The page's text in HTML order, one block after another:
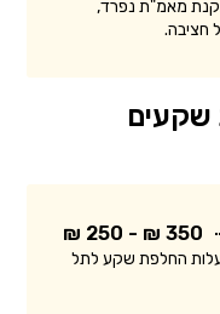
מאמ"ת נפרד,
חציבה.
שקעים
350 ₪ - 250 ₪
החלפת שקע לתל